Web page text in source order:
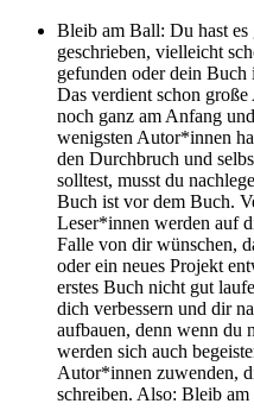
Bleib am Ball: Du hast es
geschrieben, vielleicht
gefunden oder dein Buch
Das verdient schon
noch ganz am Anfang
wenigsten Autor*innen
den Durchbruch und
solltest, musst du
Buch ist vor dem Buch.
Leser*innen werden auf
Falle von dir wünschen,
oder ein neues Projekt
erstes Buch nicht gut
dich verbessern und dir
aufbauen, denn wenn du
werden sich auch
Autor*innen zuwenden,
schreiben. Also: Bleib